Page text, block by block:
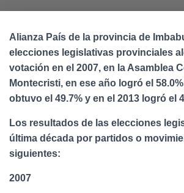
Alianza País de la provincia de
elecciones legislativas provinciales
votación en el 2007, en la Asamblea
Montecristi, en ese año logró el
obtuvo el 49.7% y en el 2013 logró el
Los resultados de las elecciones
última década por partidos o
siguientes:
2007